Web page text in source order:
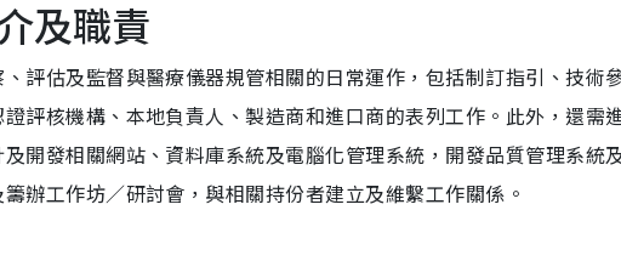
及職責
評估及監督與醫療儀器規管相關的日常運作，包括制訂指引、技術
評核機構、本地負責人、製造商和進口商的表列工作。此外，還需
開發相關網站、資料庫系統及電腦化管理系統，開發品質管理系統
辦工作坊／研討會，與相關持份者建立及維繫工作關係。